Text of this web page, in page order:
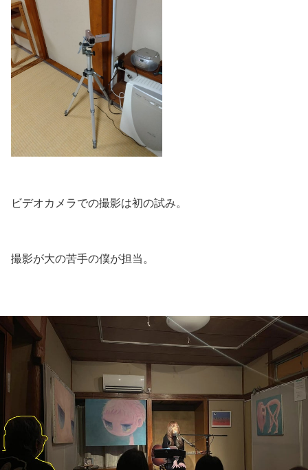
ビデオカメラでの撮影は初の試み。
撮影が大の苦手の僕が担当。